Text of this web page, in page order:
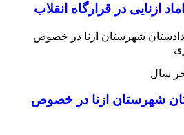
ازنایی در قرارگاه انقلاب
سال
شهرستان ازنا در خصوص